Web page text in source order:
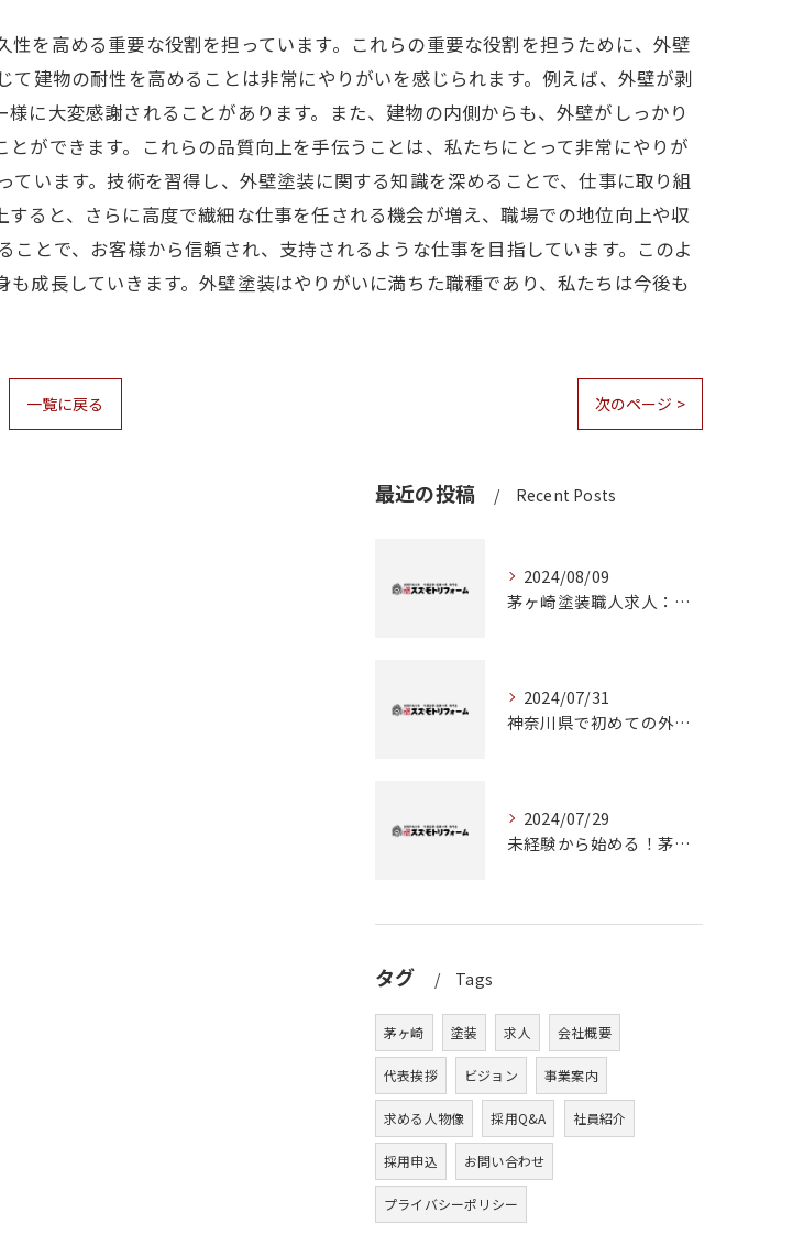
を高める重要な役割を担っています。これらの重要な役割を担うために、外壁
建物の耐性を高めることは非常にやりがいを感じられます。例えば、外壁が剥
に大変感謝されることがあります。また、建物の内側からも、外壁がしっかり
ができます。これらの品質向上を手伝うことは、私たちにとって非常にやりが
います。技術を習得し、外壁塗装に関する知識を深めることで、仕事に取り組
ると、さらに高度で繊細な仕事を任される機会が増え、職場での地位向上や収
とで、お客様から信頼され、支持されるような仕事を目指しています。このよ
成長していきます。外壁塗装はやりがいに満ちた職種であり、私たちは今後も
一覧に戻る 次のページ >
最近の投稿 Recent Posts
2024/08/09
茅ヶ崎塗装職人求人：神奈川県で理想のキャリアを築くチャンス
2024/07/31
神奈川県で初めての外壁塗装に挑戦！成功のためのステップガイド
2024/07/29
未経験から始める！茅ヶ崎で塗装職人としてのキャリアアップ
タグ Tags
茅ヶ崎 塗装 求人 会社概要
代表挨拶 ビジョン 事業案内
求める人物像 採用Q&A 社員紹介
採用申込 お問い合わせ
プライバシーポリシー